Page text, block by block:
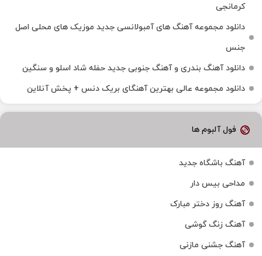
کرمانجی
دانلود مجموعه آهنگ های آمبولانسی جدید موزیک های محلی اصل
جنس
دانلود آهنگ بندری و آهنگ جنوبی جدید حفله شاد اسلو و سنگین
دانلود مجموعه عالی بهترین آهنگای بریک دنس + پخش آنلاین
فول آلبوم ها
آهنگ باشگاه جدید
مداحی بیس دار
آهنگ روز دختر مبارک
آهنگ زنگ گوشی
آهنگ جشنی مازنی